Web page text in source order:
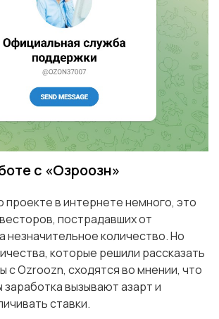
с «Озроозн»
проекте в интернете немного, это
пострадавших от
незначительное количество. Но
которые решили рассказать
с Ozroozn, сходятся во мнении, что
вызывают азарт и
ставки.